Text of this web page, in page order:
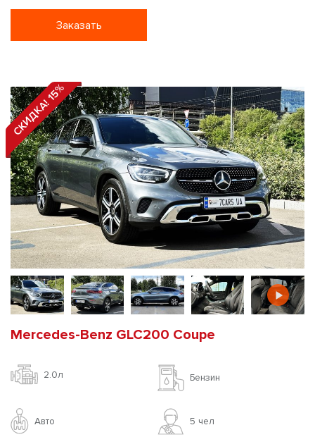
Заказать
СКИДКА! 15%
Mercedes-Benz GLC200 Coupe
2.0л Бензин
Авто 5 чел